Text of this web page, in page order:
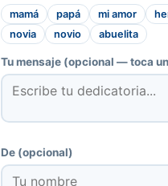
mamá papá mi amor
novia
novio abuelita
Tu mensaje (opcional — toca
De (opcional)